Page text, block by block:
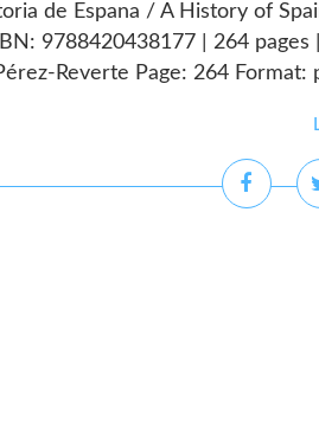
de Espana / A History of
9788420438177 | 264
Reverte Page: 264 Format: